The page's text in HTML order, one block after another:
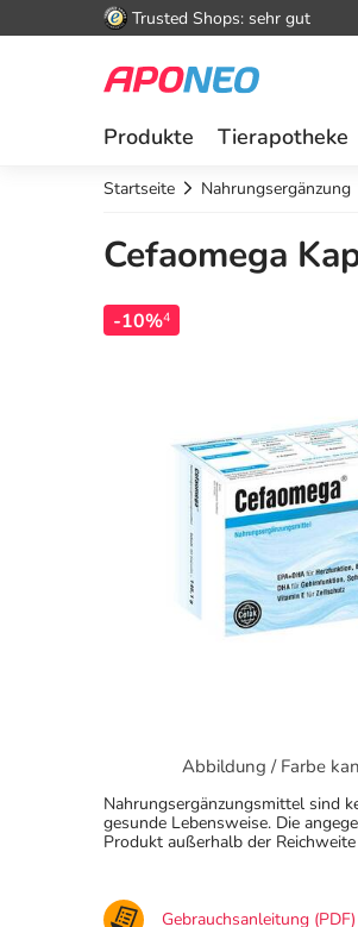
Trusted Shops: sehr gut
Produkte Tierapotheke
Startseite Nahrungsergänzung
Cefaomega
-10%4
Abbildung / Farbe
Nahrungsergänzungsmittel sind
gesunde Lebensweise. Die
Produkt außerhalb der
Gebrauchsanleitung (PDF)